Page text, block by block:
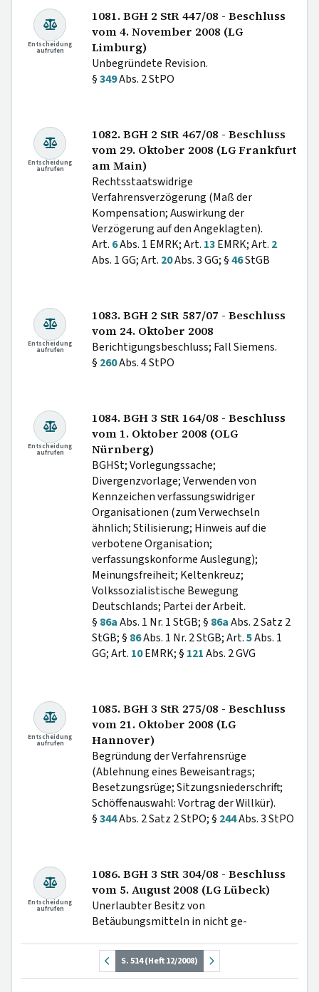
Entscheidung
aufrufen
1081. BGH 2 StR 447/08 - Beschluss
vom 4. November 2008 (LG
Limburg)
Unbegründete Revision.
§349Abs. 2 StPO
Entscheidung
aufrufen
1082. BGH 2 StR 467/08 - Beschluss
vom 29. Oktober 2008 (LG Frankfurt
am Main)
Rechtsstaatswidrige
Verfahrensverzögerung (Maß der
Kompensation; Auswirkung der
Verzögerung auf den Angeklagten).
Art. 6Abs. 1 EMRK; Art. 13EMRK; Art. 2
Abs. 1 GG; Art. 20Abs. 3 GG; §46StGB
Entscheidung
aufrufen
1083. BGH 2 StR 587/07 - Beschluss
vom 24. Oktober 2008
Berichtigungsbeschluss; Fall Siemens.
§ 260Abs. 4 StPO
Entscheidung
aufrufen
1084. BGH 3 StR 164/08 - Beschluss
vom 1. Oktober 2008 (OLG
Nürnberg)
BGHSt; Vorlegungssache;
Divergenzvorlage; Verwenden von
Kennzeichen verfassungswidriger
Organisationen (zum Verwechseln
ähnlich; Stilisierung; Hinweis auf die
verbotene Organisation;
verfassungskonforme Auslegung);
Meinungsfreiheit; Keltenkreuz;
Volkssozialistische Bewegung
Deutschlands; Partei der Arbeit.
§ 86aAbs. 1 Nr. 1 StGB; § 86aAbs. 2 Satz 2
StGB; § 86Abs. 1 Nr. 2 StGB; Art.5Abs. 1
GG; Art. 10EMRK; § 121Abs. 2 GVG
Entscheidung
aufrufen
1085. BGH 3 StR 275/08 - Beschluss
vom 21. Oktober 2008 (LG
Hannover)
Begründung der Verfahrensrüge
(Ablehnung eines Beweisantrags;
Besetzungsrüge; Sitzungsniederschrift;
Schöffenauswahl: Vortrag der Willkür).
§344Abs. 2 Satz 2 StPO; § 244Abs. 3 StPO
Entscheidung
aufrufen
1086. BGH 3 StR 304/08 - Beschluss
vom 5. August 2008 (LG Lübeck)
Unerlaubter Besitz von
Betäubungsmitteln in nicht ge-
S. 514 (Heft 12/2008)